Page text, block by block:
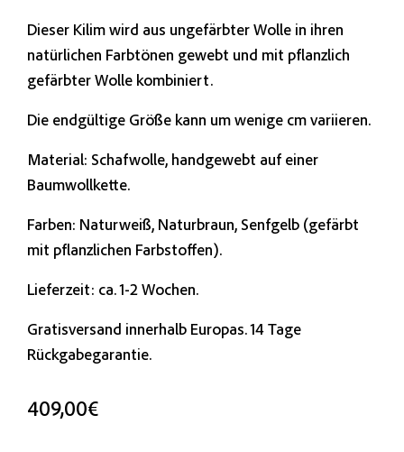
Dieser Kilim wird aus ungefärbter Wolle in ihren
natürlichen Farbtönen gewebt und mit pflanzlich
gefärbter Wolle kombiniert.
Die endgültige Größe kann um wenige cm variieren.
Material: Schafwolle, handgewebt auf einer
Baumwollkette.
Farben: Naturweiß, Naturbraun, Senfgelb (gefärbt
mit pflanzlichen Farbstoffen).
Lieferzeit: ca. 1-2 Wochen.
Gratisversand innerhalb Europas. 14 Tage
Rückgabegarantie.
409,00€